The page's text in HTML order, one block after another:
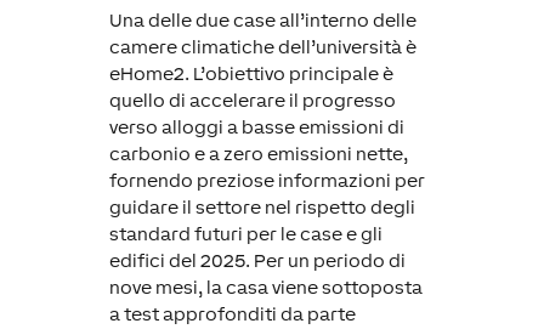
Una delle due case all’interno delle
camere climatiche dell’università è
eHome2. L’obiettivo principale è
quello di accelerare il progresso
verso alloggi a basse emissioni di
carbonio e a zero emissioni nette,
fornendo preziose informazioni per
guidare il settore nel rispetto degli
standard futuri per le case e gli
edifici del 2025. Per un periodo di
nove mesi, la casa viene sottoposta
a test approfonditi da parte